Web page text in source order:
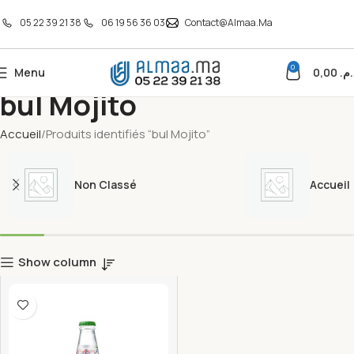
05 22 39 21 38 06 19 56 36 03 Contact@almaa.ma
Menu 0
bul Mojito
Accueil Produits identifiés “bul Mojito”
Non Classé Accueil
Show column